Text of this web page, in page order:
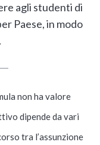
agli studenti di
Paese, in modo
non ha valore
dipende da vari
tra l’assunzione